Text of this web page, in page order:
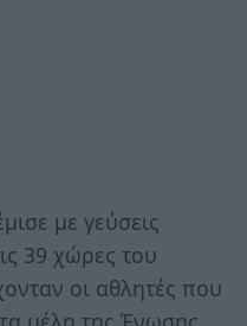
με γεύσεις
39 χώρες του
οι αθλητές που